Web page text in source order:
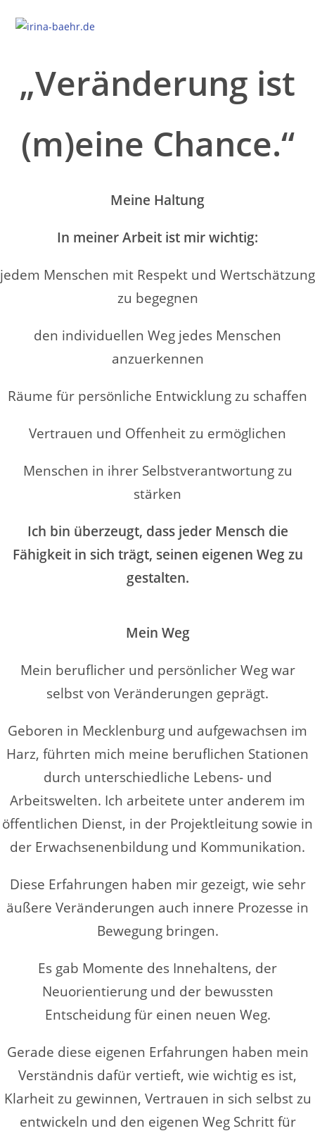
Inhalt
„Veränderung ist
(m)eine Chance.“
Meine Haltung
In meiner Arbeit ist mir wichtig:
jedem Menschen mit Respekt und Wertschätzung
zu begegnen
den individuellen Weg jedes Menschen
anzuerkennen
Räume für persönliche Entwicklung zu schaffen
Vertrauen und Offenheit zu ermöglichen
Menschen in ihrer Selbstverantwortung zu
stärken
Ich bin überzeugt, dass jeder Mensch die
Fähigkeit in sich trägt, seinen eigenen Weg zu
gestalten.
Mein Weg
Mein beruflicher und persönlicher Weg war
selbst von Veränderungen geprägt.
Geboren in Mecklenburg und aufgewachsen im
Harz, führten mich meine beruflichen Stationen
durch unterschiedliche Lebens- und
Arbeitswelten. Ich arbeitete unter anderem im
öffentlichen Dienst, in der Projektleitung sowie in
der Erwachsenenbildung und Kommunikation.
Diese Erfahrungen haben mir gezeigt, wie sehr
äußere Veränderungen auch innere Prozesse in
Bewegung bringen.
Es gab Momente des Innehaltens, der
Neuorientierung und der bewussten
Entscheidung für einen neuen Weg.
Gerade diese eigenen Erfahrungen haben mein
Verständnis dafür vertieft, wie wichtig es ist,
Klarheit zu gewinnen, Vertrauen in sich selbst zu
entwickeln und den eigenen Weg Schritt für